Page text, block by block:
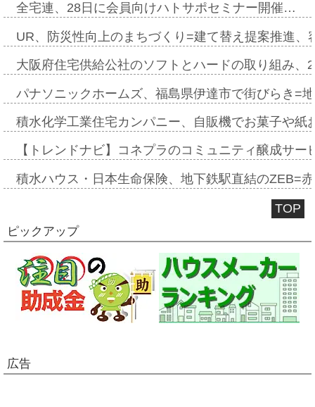
全宅連、28日に会員向けハトサポセミナー開催…
UR、防災性向上のまちづくり=建て替え提案推進
大阪府住宅供給公社のソフトとハードの取り組み
パナソニックホームズ、福島県伊達市で街びらき=
積水化学工業住宅カンパニー、自販機でお菓子や
【トレンドナビ】コネプラのコミュニティ醸成サ
積水ハウス・日本生命保険、地下鉄駅直結のZEB=
TOP
ピックアップ
広告